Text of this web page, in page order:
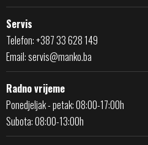
Servis
Telefon: +387 33 628 149
Email:servis@manko.ba
Radno vrijeme
Ponedjeljak - petak: 08:00-17:00h
Subota: 08:00-13:00h